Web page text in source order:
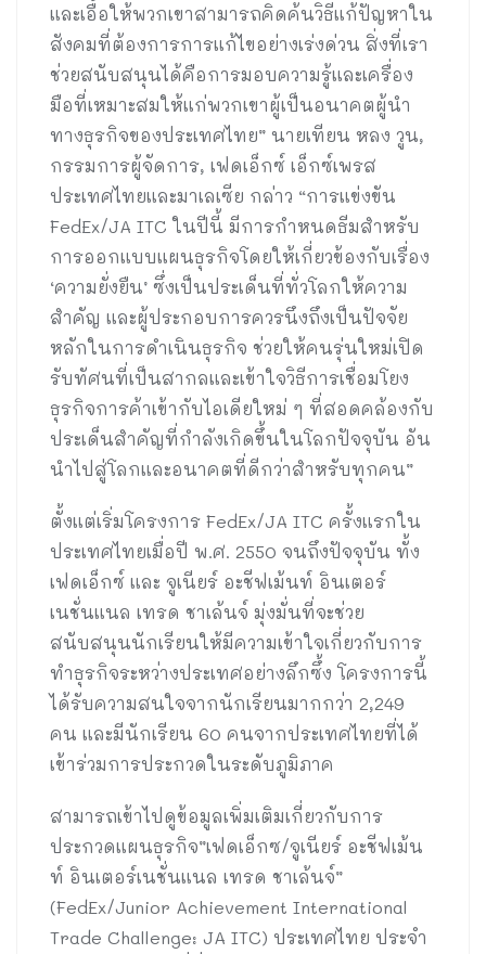
และเอื้อให้พวกเขาสามารถคิดค้นวิธีแก้ปัญหาใน
สังคมที่ต้องการการแก้ไขอย่างเร่งด่วน สิ่งที่เรา
ช่วยสนับสนุนได้คือการมอบความรู้และเครื่อง
มือที่เหมาะสมให้แก่พวกเขาผู้เป็นอนาคตผู้นำ
ทางธุรกิจของประเทศไทย” นายเทียน หลง วูน,
กรรมการผู้จัดการ, เฟดเอ็กซ์ เอ็กซ์เพรส
ประเทศไทยและมาเลเซีย กล่าว “การแข่งขัน
FedEx/JA ITC ในปีนี้ มีการกำหนดธีมสำหรับ
การออกแบบแผนธุรกิจโดยให้เกี่ยวข้องกับเรื่อง
‘ความยั่งยืน’ ซึ่งเป็นประเด็นที่ทั่วโลกให้ความ
สำคัญ และผู้ประกอบการควรนึงถึงเป็นปัจจัย
หลักในการดำเนินธุรกิจ ช่วยให้คนรุ่นใหม่เปิด
รับทัศนที่เป็นสากลและเข้าใจวิธีการเชื่อมโยง
ธุรกิจการค้าเข้ากับไอเดียใหม่ ๆ ที่สอดคล้องกับ
ประเด็นสำคัญที่กำลังเกิดขึ้นในโลกปัจจุบัน อัน
นำไปสู่โลกและอนาคตที่ดีกว่าสำหรับทุกคน”
ตั้งแต่เริ่มโครงการ FedEx/JA ITC ครั้งแรกใน
ประเทศไทยเมื่อปี พ.ศ. 2550 จนถึงปัจจุบัน ทั้ง
เฟดเอ็กซ์ และ จูเนียร์ อะชีฟเม้นท์ อินเตอร์
เนชั่นแนล เทรด ชาเล้นจ์ มุ่งมั่นที่จะช่วย
สนับสนุนนักเรียนให้มีความเข้าใจเกี่ยวกับการ
ทำธุรกิจระหว่างประเทศอย่างลึกซึ้ง โครงการนี้
ได้รับความสนใจจากนักเรียนมากกว่า 2,249
คน และมีนักเรียน 60 คนจากประเทศไทยที่ได้
เข้าร่วมการประกวดในระดับภูมิภาค
สามารถเข้าไปดูข้อมูลเพิ่มเติมเกี่ยวกับการ
ประกวดแผนธุรกิจ”เฟดเอ็กซ/จูเนียร์ อะชีฟเม้น
ท์ อินเตอร์เนชั่นแนล เทรด ชาเล้นจ์”
(FedEx/Junior Achievement International
Trade Challenge: JA ITC) ประเทศไทย ประจำ